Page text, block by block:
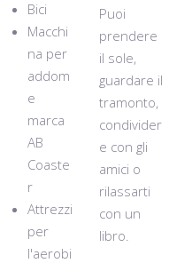
Bici
Macchi
na per
addom
e
marca
AB
Coaste
r
Attrezzi
per
l'aerobi
Puoi
prendere
il sole,
guardare il
tramonto,
condivider
e con gli
amici o
rilassarti
con un
libro.